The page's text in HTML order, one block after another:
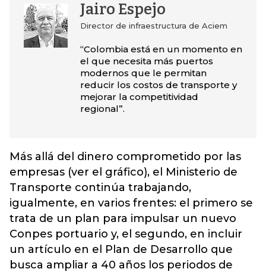
Jairo Espejo
Director de infraestructura de Aciem
“Colombia está en un momento en
el que necesita más puertos
modernos que le permitan
reducir los costos de transporte y
mejorar la competitividad
regional”.
Más allá del dinero comprometido por las
empresas (ver el gráfico), el Ministerio de
Transporte continúa trabajando,
igualmente, en varios frentes: el primero se
trata de un plan para impulsar un nuevo
Conpes portuario y, el segundo, en incluir
un artículo en el Plan de Desarrollo que
busca ampliar a 40 años los periodos de